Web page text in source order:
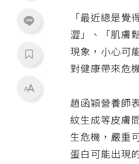
「最近總是
澀」、「肌膚
現象，小心可
對健康帶來危
趙函穎營養師
紋生成等皮膚
生危機，嚴重
蛋白可能出現